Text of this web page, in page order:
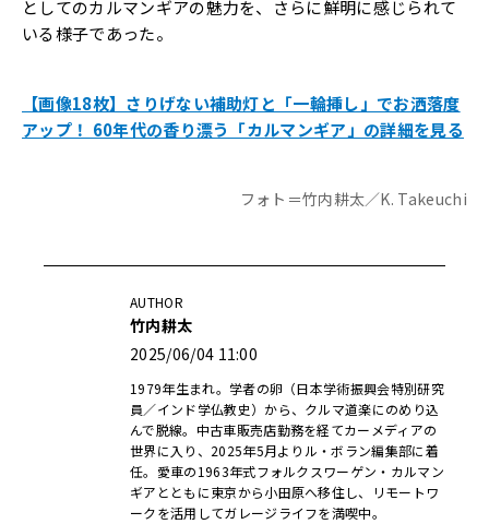
としてのカルマンギアの魅力を、さらに鮮明に感じられて
いる様子であった。
【画像18枚】さりげない補助灯と「一輪挿し」でお洒落度
アップ！ 60年代の香り漂う「カルマンギア」の詳細を見る
フォト＝竹内耕太／K. Takeuchi
AUTHOR
竹内耕太
2025/06/04 11:00
1979年生まれ。学者の卵（日本学術振興会特別研究
員／インド学仏教史）から、クルマ道楽にのめり込
んで脱線。中古車販売店勤務を経てカーメディアの
世界に入り、2025年5月よりル・ボラン編集部に着
任。愛車の1963年式フォルクスワーゲン・カルマン
ギアとともに東京から小田原へ移住し、リモートワ
ークを活用してガレージライフを満喫中。